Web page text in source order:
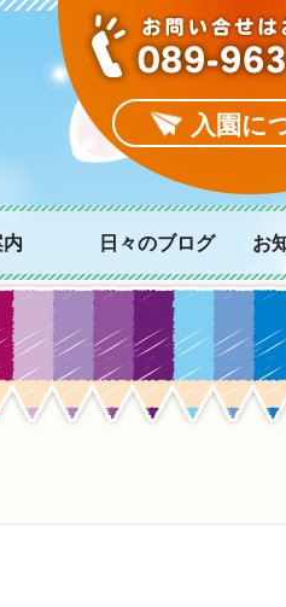
入園に
日々のブログ お